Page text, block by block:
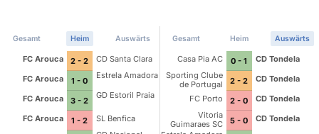
Gesamt Heim Auswärts
FC Arouca 2 - 2
CD Santa Clara
FC Arouca
1 - 0
Estrela Amadora
FC Arouca 3 - 2
GD Estoril Praia
FC Arouca 1 - 2
SL Benfica
Gesamt Heim Auswärts
Casa Pia AC 0 - 1
CD Tondela
Sporting Clube
de Portugal
2 - 2
CD Tondela
FC Porto
2 - 0
CD Tondela
Vitoria
Guimaraes SC
5 - 0
CD Tondela